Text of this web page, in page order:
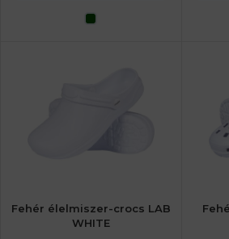
Fehér élelmiszer-crocs LAB
WHITE